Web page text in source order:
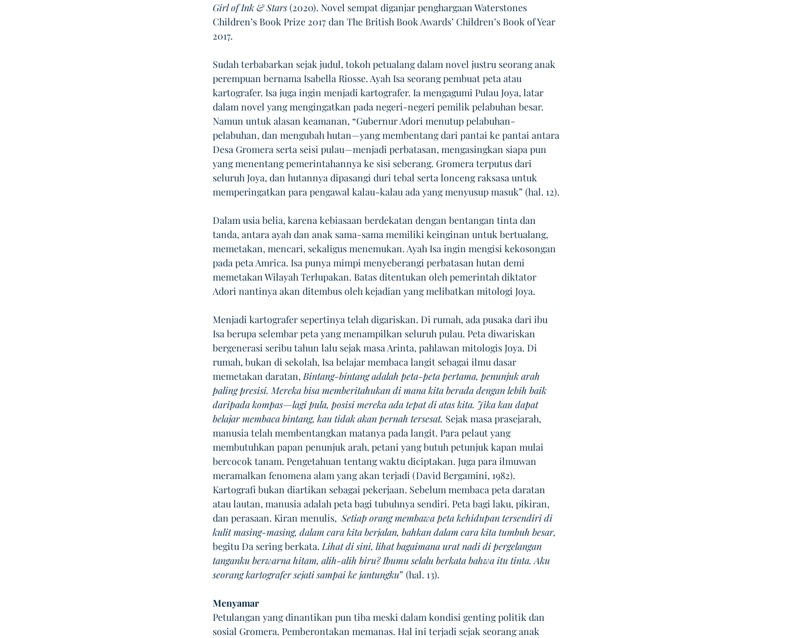
Girl of Ink & Stars (2020). Novel sempat diganjar penghargaan Waterstones
Children’s Book Prize 2017 dan The British Book Awards’ Children’s Book of Year
2017.
Sudah terbabarkan sejak judul, tokoh petualang dalam novel justru seorang anak
perempuan bernama Isabella Riosse. Ayah Isa seorang pembuat peta atau
kartografer. Isa juga ingin menjadi kartografer. Ia mengagumi Pulau Joya, latar
dalam novel yang mengingatkan pada negeri-negeri pemilik pelabuhan besar.
Namun untuk alasan keamanan, “Gubernur Adori menutup pelabuhan-
pelabuhan, dan mengubah hutan—yang membentang dari pantai ke pantai antara
Desa Gromera serta seisi pulau—menjadi perbatasan, mengasingkan siapa pun
yang menentang pemerintahannya ke sisi seberang. Gromera terputus dari
seluruh Joya, dan hutannya dipasangi duri tebal serta lonceng raksasa untuk
memperingatkan para pengawal kalau-kalau ada yang menyusup masuk” (hal. 12).
Dalam usia belia, karena kebiasaan berdekatan dengan bentangan tinta dan
tanda, antara ayah dan anak sama-sama memiliki keinginan untuk bertualang,
memetakan, mencari, sekaligus menemukan. Ayah Isa ingin mengisi kekosongan
pada peta Amrica. Isa punya mimpi menyeberangi perbatasan hutan demi
memetakan Wilayah Terlupakan. Batas ditentukan oleh pemerintah diktator
Adori nantinya akan ditembus oleh kejadian yang melibatkan mitologi Joya.
Menjadi kartografer sepertinya telah digariskan. Di rumah, ada pusaka dari ibu
Isa berupa selembar peta yang menampilkan seluruh pulau. Peta diwariskan
bergenerasi seribu tahun lalu sejak masa Arinta, pahlawan mitologis Joya. Di
rumah, bukan di sekolah, Isa belajar membaca langit sebagai ilmu dasar
memetakan daratan, Bintang-bintang adalah peta-peta pertama, penunjuk arah
paling presisi. Mereka bisa memberitahukan di mana kita berada dengan lebih baik
daripada kompas—lagi pula, posisi mereka ada tepat di atas kita. Jika kau dapat
belajar membaca bintang, kau tidak akan pernah tersesat. Sejak masa prasejarah,
manusia telah membentangkan matanya pada langit. Para pelaut yang
membutuhkan papan penunjuk arah, petani yang butuh petunjuk kapan mulai
bercocok tanam. Pengetahuan tentang waktu diciptakan. Juga para ilmuwan
meramalkan fenomena alam yang akan terjadi (David Bergamini, 1982).
Kartografi bukan diartikan sebagai pekerjaan. Sebelum membaca peta daratan
atau lautan, manusia adalah peta bagi tubuhnya sendiri. Peta bagi laku, pikiran,
dan perasaan. Kiran menulis, Setiap orang membawa peta kehidupan tersendiri di
kulit masing-masing, dalam cara kita berjalan, bahkan dalam cara kita tumbuh besar,
begitu Da sering berkata. Lihat di sini, lihat bagaimana urat nadi di pergelangan
tanganku berwarna hitam, alih-alih biru? Ibumu selalu berkata bahwa itu tinta. Aku
seorang kartografer sejati sampai ke jantungku” (hal. 13).
Menyamar
Petulangan yang dinantikan pun tiba meski dalam kondisi genting politik dan
sosial Gromera. Pemberontakan memanas. Hal ini terjadi sejak seorang anak